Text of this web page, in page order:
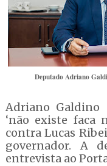
Deputado Adriano
Adriano Galdino
‘não existe faca
contra Lucas
governador. A
entrevista ao